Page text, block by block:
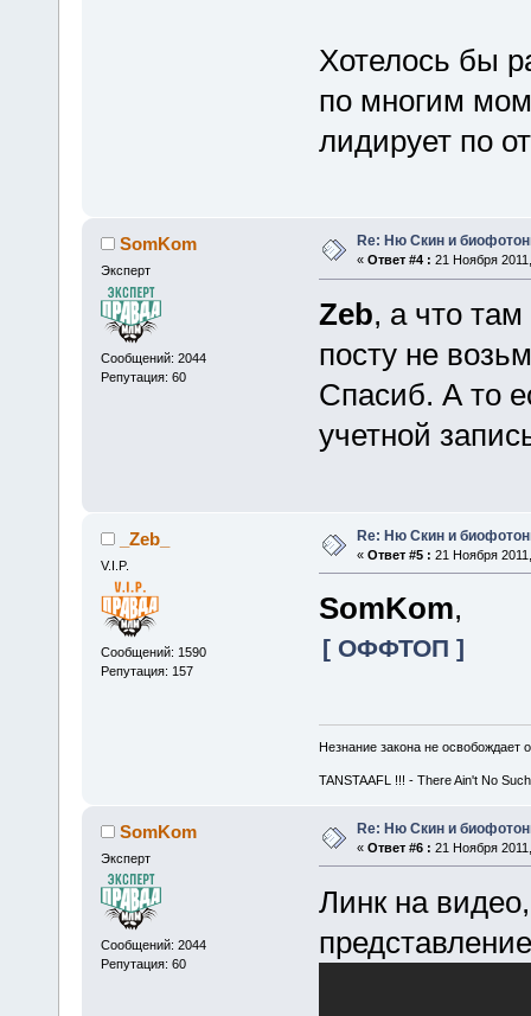
Хотелось бы
по многим
лидирует по
SomKom
Эксперт
Сообщений: 2044
Репутация: 60
Re: Ню Скин и
« Ответ #4 : 21 Ноября
Zeb, а что
посту не
Спасиб. А то
учетной
_Zeb_
V.I.P.
Сообщений: 1590
Репутация: 157
Re: Ню Скин и
« Ответ #5 : 21 Ноября
SomKom,
[ ОФФТОП ]
Незнание закона не освобождает
TANSTAAFL !!! - There Ain't No
SomKom
Эксперт
Сообщений: 2044
Репутация: 60
Re: Ню Скин и
« Ответ #6 : 21 Ноября
Линк на